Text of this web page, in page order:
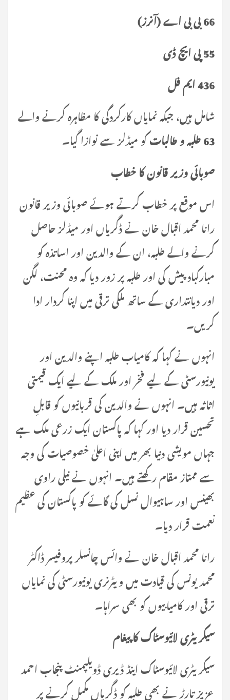
66 بی بی اے (آنرز)
55 پی ایچ ڈی
436 ایم فل
شامل ہیں، جبکہ نمایاں کارکردگی کا مظاہرہ کرنے والے
63 طلبہ و طالبات
کو میڈلز سے نوازا گیا۔
صوبائی وزیر قانون کا خطاب
اس موقع پر خطاب کرتے ہوئے صوبائی وزیر قانون
رانا محمد اقبال خان نے ڈگریاں اور میڈلز حاصل
کرنے والے طلبہ، ان کے والدین اور اساتذہ کو
مبارکباد پیش کی اور طلبہ پر زور دیا کہ وہ محنت، لگن
اور دیانتداری کے ساتھ ملکی ترقی میں اپنا کردار ادا
کریں۔
انہوں نے کہا کہ کامیاب طلبہ اپنے والدین اور
یونیورسٹی کے لیے فخر اور ملک کے لیے ایک قیمتی
اثاثہ ہیں۔ انہوں نے والدین کی قربانیوں کو قابلِ
تحسین قرار دیا اور کہا کہ پاکستان ایک زرعی ملک ہے
جہاں مویشی دنیا بھر میں اپنی اعلیٰ خصوصیات کی وجہ
سے ممتاز مقام رکھتے ہیں۔ انہوں نے نیلی راوی
بھینس اور ساہیوال نسل کی گائے کو پاکستان کی عظیم
نعمت قرار دیا۔
رانا محمد اقبال خان نے وائس چانسلر پروفیسر ڈاکٹر
محمد یونس کی قیادت میں ویٹرنری یونیورسٹی کی نمایاں
ترقی اور کامیابیوں کو بھی سراہا۔
سیکریٹری لائیوسٹاک کا پیغام
سیکریٹری لائیوسٹاک اینڈ ڈیری ڈویلپمنٹ پنجاب احمد
عزیز تارڑ نے بھی طلبہ کو ڈگریاں مکمل کرنے پر